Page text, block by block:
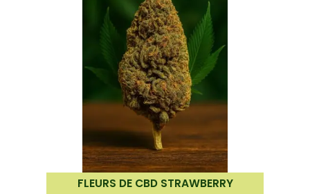
FLEURS DE CBD STRAWBERRY